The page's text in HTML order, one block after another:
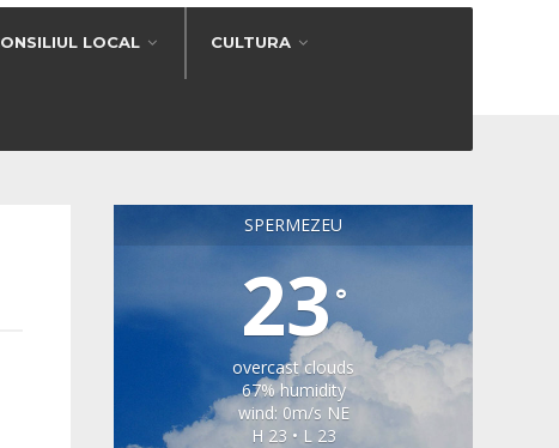
LOCAL CULTURA
SPERMEZEU
23°
overcast clouds
67% humidity
wind: 0m/s NE
H 23 • L 23